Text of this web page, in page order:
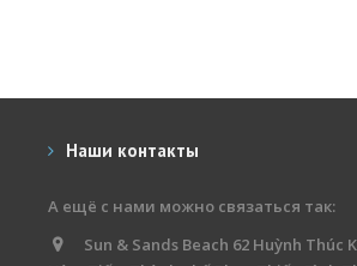
Наши контакты
А ещё с нами можно связаться так:
Sun & Sands Beach 62 Huỳnh Thúc